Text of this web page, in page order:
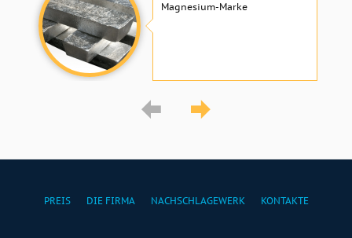
Magnesium-Marke
PREIS DIE FIRMA NACHSCHLAGEWERK KONTAKTE